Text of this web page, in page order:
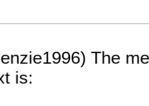
The
is: